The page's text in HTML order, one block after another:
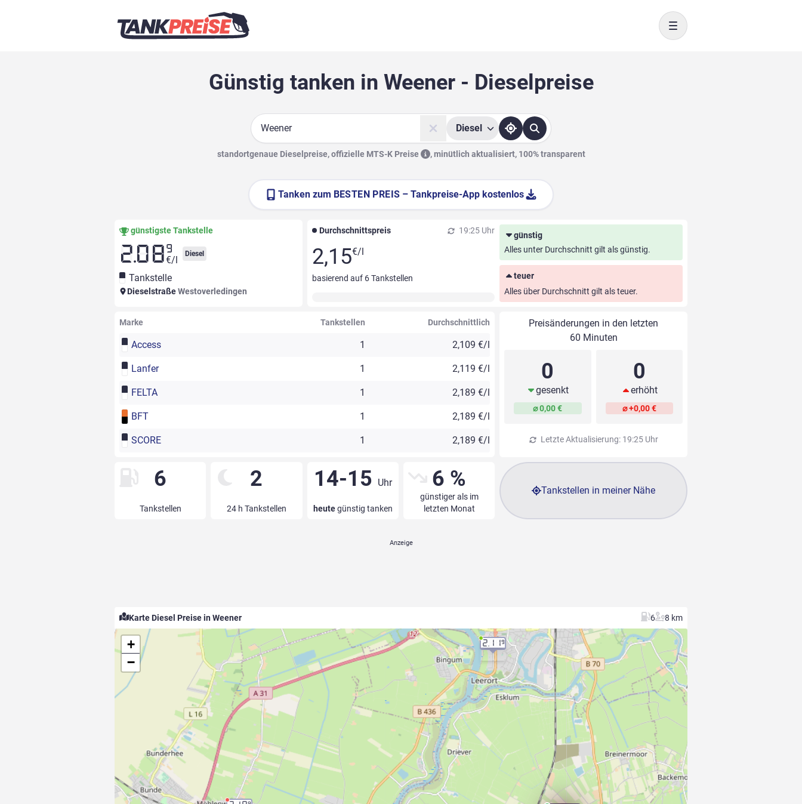
Toggle navigation
Günstig tanken in Weener - Dieselpreise
Suche
Diesel
standortgenaue Dieselpreise, offizielle MTS-K Preise ,minütlich aktualisiert, 100% transparent
Tanken zum BESTEN PREIS – Tankpreise-App kostenlos
günstigste Tankstelle
2.08 9
€/l
Diesel
Tankstelle
DieselstraßeWestoverledingen
Durchschnittspreis 19:25 Uhr
2,15€/l
basierend auf 6Tankstellen
günstig
Alles unter Durchschnitt gilt als günstig.
teuer
Alles über Durchschnitt gilt als teuer.
Marke Tankstellen Durchschnittlich
Access 1 2,109 €/l
Lanfer 1 2,119 €/l
FELTA 1 2,189 €/l
BFT 1 2,189 €/l
SCORE 1 2,189 €/l
Preisänderungen in den letzten
60 Minuten
0
gesenkt
⌀ 0,00 €
0
erhöht
⌀ +0,00 €
Letzte Aktualisierung: 19:25 Uhr
6
Tankstellen
2
24 h Tankstellen
14-15 Uhr
heutegünstig tanken
6 %
günstiger als im
letzten Monat
Tankstellen in meiner Nähe
Karte Diesel Preise in Weener 6 8 km
2.119
+
−